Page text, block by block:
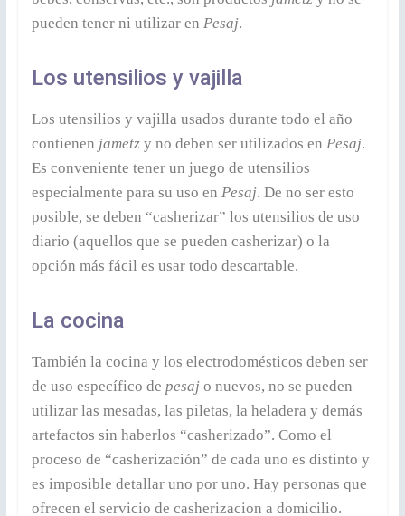
pueden tener ni utilizar en Pesaj.
Los utensilios y vajilla
Los utensilios y vajilla usados durante todo el año
contienen jametzy no deben ser utilizados en Pesaj.
Es conveniente tener un juego de utensilios
especialmente para su uso en Pesaj. De no ser esto
posible, se deben “casherizar” los utensilios de uso
diario (aquellos que se pueden casherizar) o la
opción más fácil es usar todo descartable.
La cocina
También la cocina y los electrodomésticos deben ser
de uso específico de pesaj o nuevos, no se pueden
utilizar las mesadas, las piletas, la heladera y demás
artefactos sin haberlos “casherizado”. Como el
proceso de “casherización” de cada uno es distinto y
es imposible detallar uno por uno. Hay personas que
ofrecen el servicio de casherizacion a domicilio.